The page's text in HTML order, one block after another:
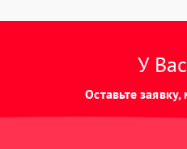
У
Оставьте